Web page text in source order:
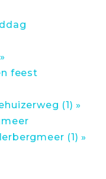
feest
(1) »
(1) »